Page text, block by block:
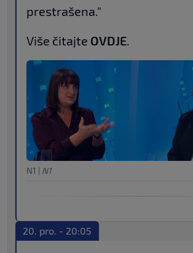
prestrašena."
Više čitajte OVDJE.
N1 | N1
20. pro. - 20:05